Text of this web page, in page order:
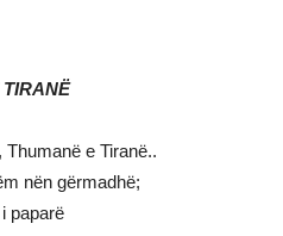
e Tiranë..
nën gërmadhë;
paparë